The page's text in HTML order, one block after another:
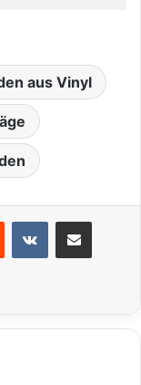
aus Vinyl